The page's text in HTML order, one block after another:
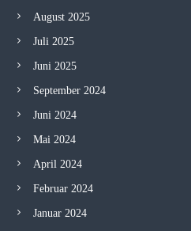
August 2025
Juli 2025
Juni 2025
September 2024
Juni 2024
Mai 2024
April 2024
Februar 2024
Januar 2024